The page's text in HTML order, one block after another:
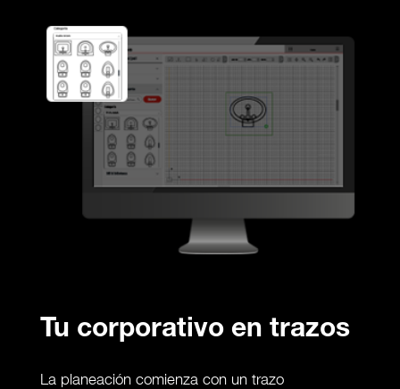
Tu corporativo en trazos
La planeación comienza con un trazo